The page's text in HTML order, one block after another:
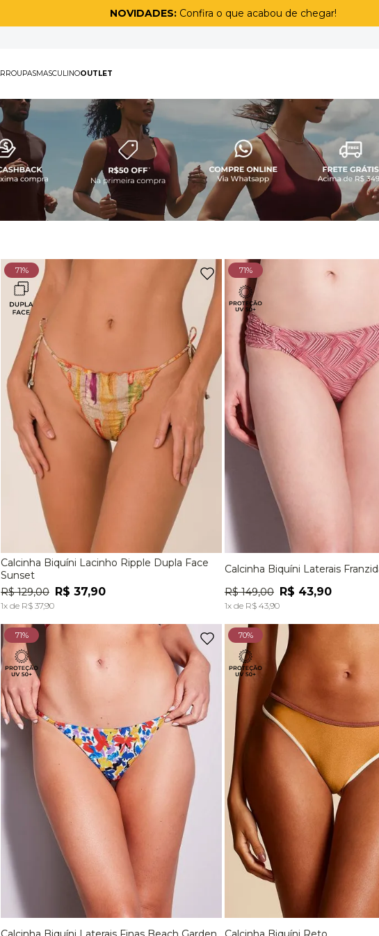
Ganhe 1 kit de meiasna compra de uma peça sport masculina*
71%
P
ADICIONAR À SACOLA
Calcinha Biquíni Lacinho Ripple Dupla Face
Sunset
R$ 129,00 R$ 37,90
1x de R$ 37,90
71%
G
M
P
ADICIONAR À SACOLA
Calcinha Biquíni Laterais
R$ 149,00 R$ 43,90
1x de R$ 43,90
71% 70%
TERMOS MAIS
1º
biquíni
2º
3º
top
off white lunar
9º
10º jaqueta